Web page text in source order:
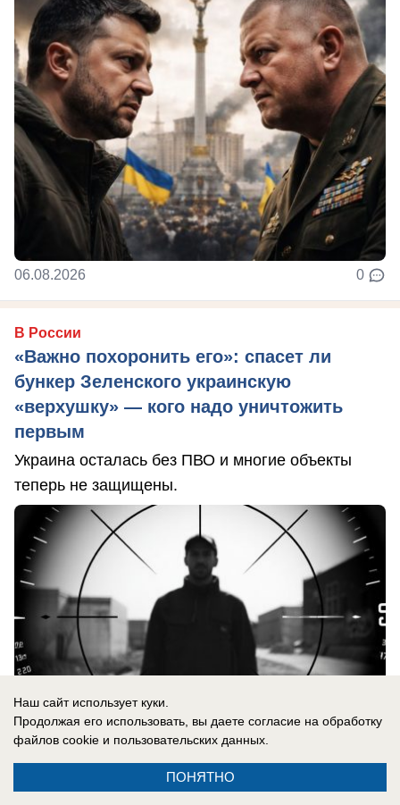
06.08.2026 0
В России
«Важно похоронить его»: спасет ли
бункер Зеленского украинскую
«верхушку» — кого надо уничтожить
первым
Украина осталась без ПВО и многие объекты
теперь не защищены.
Наш сайт использует куки.
Продолжая его использовать, вы даете согласие на обработку
файлов cookie и пользовательских данных.
ПОНЯТНО